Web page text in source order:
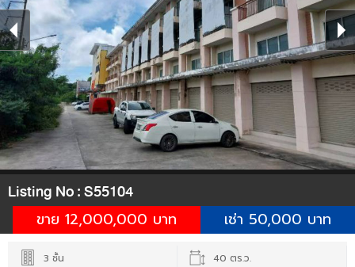
Listing No :S55104
เช่า 50,000 บาท
ขาย 12,000,000 บาท
3 ชั้น
40 ตร.ว.